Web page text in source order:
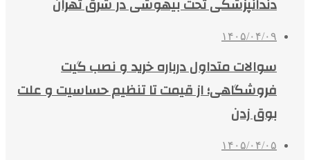
دندانپزشکی تحت بیهوشی در شرق تهران
۱۴۰۵/۰۴/۰۹
سوالات متداول درباره خرید و نصب گیت
فروشگاهی؛ از قیمت تا تنظیم حساسیت و علت
بوق زدن
۱۴۰۵/۰۴/۰۵